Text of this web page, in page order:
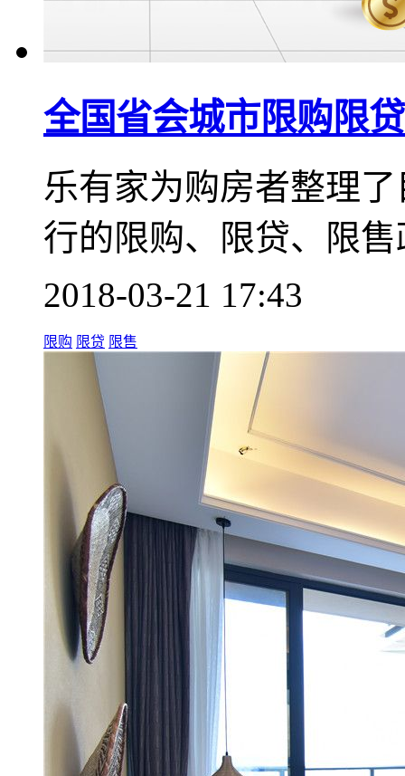
全国省会城市限购限
乐有家为购房者整理
行的限购、限贷、限
2018-03-21 17:43
限购 限贷 限售